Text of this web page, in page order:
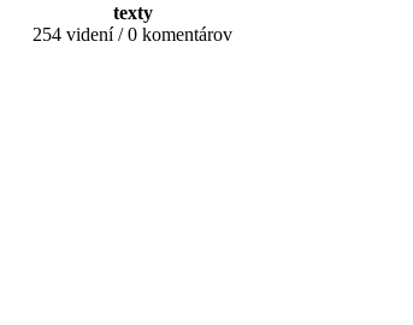
texty
254 videní / 0 komentárov